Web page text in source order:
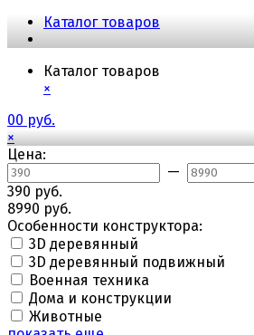
Каталог товаров
Каталог товаров
×
00 руб.
×
Цена:
—
390 руб.
8990 руб.
Особенности конструктора:
3D деревянный
3D деревянный подвижный
Военная техника
Дома и конструкции
Животные